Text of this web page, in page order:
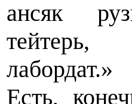
ансяк
тейтерь,
лабордат.»
Есть,